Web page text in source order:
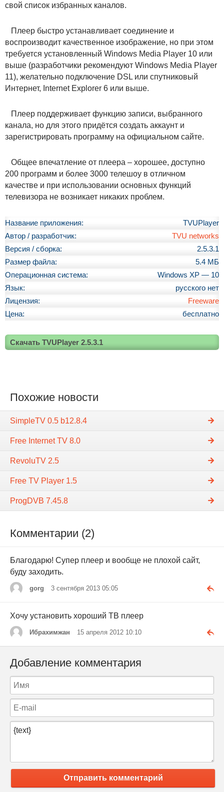
свой список избранных каналов.
Плеер быстро устанавливает соединение и
воспроизводит качественное изображение, но при этом
требуется установленный Windows Media Player 10 или
выше (разработчики рекомендуют Windows Media Player
11), желательно подключение DSL или спутниковый
Интернет, Internet Explorer 6 или выше.
Плеер поддерживает функцию записи, выбранного
канала, но для этого придётся создать аккаунт и
зарегистрировать программу на официальном сайте.
Общее впечатление от плеера – хорошее, доступно
200 программ и более 3000 телешоу в отличном
качестве и при использовании основных функций
телевизора не возникает никаких проблем.
Название приложения:
TVUPlayer
Автор / разработчик:
TVU networks
Версия / сборка:
2.5.3.1
Размер файла:
5.4 МБ
Операционная система:
Windows XP — 10
Язык:
русского нет
Лицензия:
Freeware
Цена:
бесплатно
Скачать TVUPlayer 2.5.3.1
Похожие новости
SimpleTV 0.5 b12.8.4
Free Internet TV 8.0
RevoluTV 2.5
Free TV Player 1.5
ProgDVB 7.45.8
Комментарии (2)
Благодарю! Супер плеер и вообще не плохой сайт,
буду заходить.
gorg 3 сентября 2013 05:05
Хочу установить хороший ТВ плеер
Ибрахимжан 15 апреля 2012 10:10
Добавление комментария
Отправить комментарий